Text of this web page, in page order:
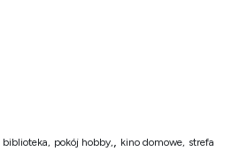
biblioteka, pokój hobby, kino domowe, strefa